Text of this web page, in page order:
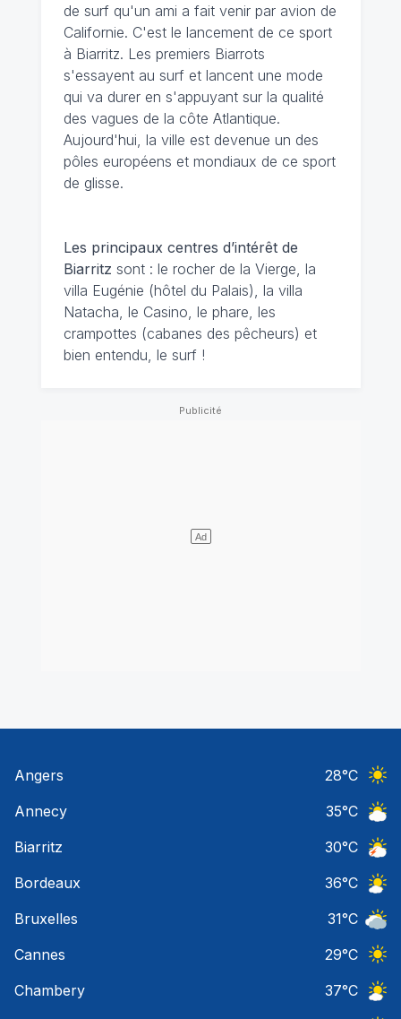
de surf qu'un ami a fait venir par avion de
Californie. C'est le lancement de ce sport
à Biarritz. Les premiers Biarrots
s'essayent au surf et lancent une mode
qui va durer en s'appuyant sur la qualité
des vagues de la côte Atlantique.
Aujourd'hui, la ville est devenue un des
pôles européens et mondiaux de ce sport
de glisse.
Les principaux centres d’intérêt de
Biarritz sont : le rocher de la Vierge, la
villa Eugénie (hôtel du Palais), la villa
Natacha, le Casino, le phare, les
crampottes (cabanes des pêcheurs) et
bien entendu, le surf !
Angers 28°C
Annecy
35°C
Biarritz
30°C
Bordeaux
36°C
Bruxelles
31°C
Cannes
29°C
Chambery
37°C